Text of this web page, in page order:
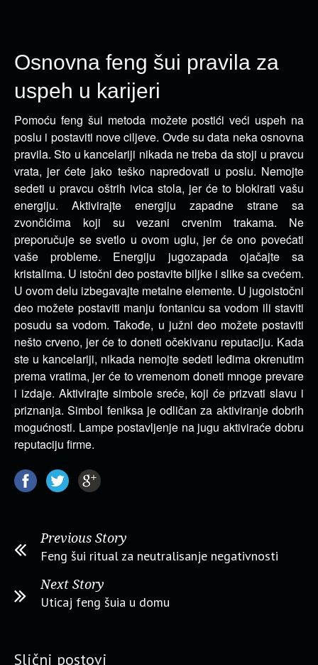
Osnovna feng šui pravila za
uspeh u karijeri
Pomoću feng šui metoda možete postići veći uspeh na
poslu i postaviti nove ciljeve. Ovde su data neka osnovna
pravila. Sto u kancelariji nikada ne treba da stoji u pravcu
vrata, jer ćete jako teško napredovati u poslu. Nemojte
sedeti u pravcu oštrih ivica stola, jer će to blokirati vašu
energiju. Aktivirajte energiju zapadne strane sa
zvončićima koji su vezani crvenim trakama. Ne
preporučuje se svetlo u ovom uglu, jer će ono povećati
vaše probleme. Energiju jugozapada ojačajte sa
kristalima. U istočni deo postavite biljke i slike sa cvećem.
U ovom delu izbegavajte metalne elemente. U jugoistočni
deo možete postaviti manju fontanicu sa vodom ili staviti
posudu sa vodom. Takođe, u južni deo možete postaviti
nešto crveno, jer će to doneti očekivanu reputaciju. Kada
ste u kancelariji, nikada nemojte sedeti leđima okrenutim
prema vratima, jer će to vremenom doneti mnoge prevare
i izdaje. Aktivirajte simbole sreće, koji će prizvati slavu i
priznanja. Simbol feniksa je odličan za aktiviranje dobrih
mogućnosti. Lampe postavljenje na jugu aktiviraće dobru
reputaciju firme.
Previous Story
Feng šui ritual za neutralisanje negativnosti
Next Story
Uticaj feng šuia u domu
Slični postovi